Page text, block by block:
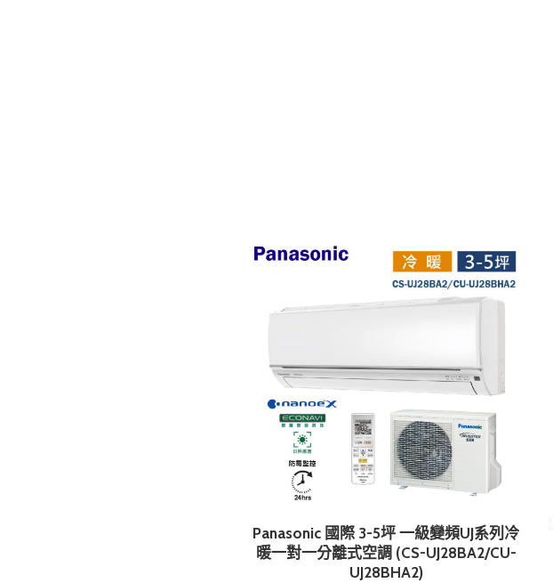
加入購物車
Panasonic 國際 3-5坪 一級變頻UJ系列冷
暖一對一分離式空調 (CS-UJ28BA2/CU-
UJ28BHA2)